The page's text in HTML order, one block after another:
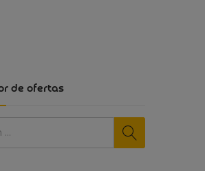
de ofertas